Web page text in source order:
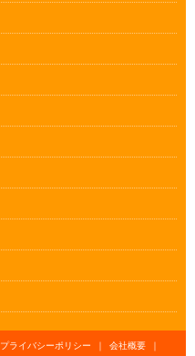
プライバシーポリシー ｜ 会社概要
｜